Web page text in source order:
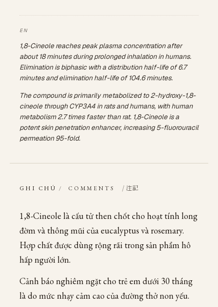
1,8-Cineole reaches peak plasma concentration after
about 18 minutes during prolonged inhalation in humans.
Elimination is biphasic with a distribution half-life of 6.7
minutes and elimination half-life of 104.6 minutes.
The compound is primarily metabolized to 2-hydroxy-1,8-
cineole through CYP3A4 in rats and humans, with human
metabolism 2.7 times faster than rat. 1,8-Cineole is a
potent skin penetration enhancer, increasing 5-fluorouracil
permeation 95-fold.
GHI CHÚ/ COMMENTS / 注記
1,8-Cineole là cấu tử then chốt cho hoạt tính long
đờm và thông mũi của eucalyptus và rosemary.
Hợp chất được dùng rộng rãi trong sản phẩm hô
hấp người lớn.
Cảnh báo nghiêm ngặt cho trẻ em dưới 30 tháng
là do mức nhạy cảm cao của đường thở non yếu.